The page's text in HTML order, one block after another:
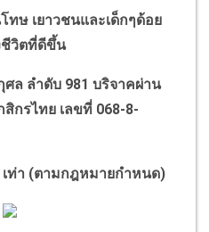
ษ เยาวชนและเด็กๆด้อย
ชีวิตที่ดีขึ้น
ล ลำดับ 981 บริจาคผ่าน
กรไทย เลขที่ 068-8-
ท่า (ตามกฎหมายกำหนด)